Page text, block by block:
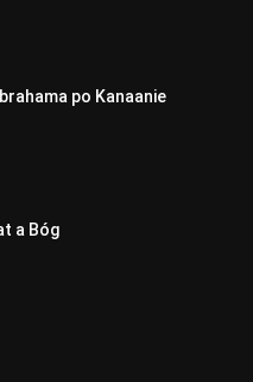
po Kanaanie
a Bóg